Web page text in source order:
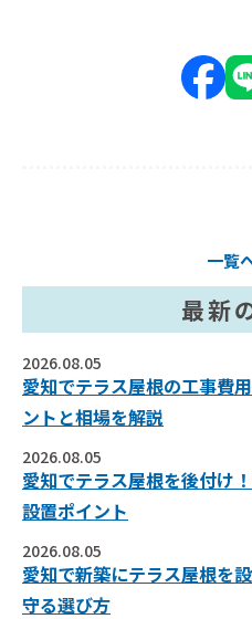
一覧
最新
2026.08.05
愛知でテラス屋根の工事費
ントと相場を解説
2026.08.05
愛知でテラス屋根を後付け
設置ポイント
2026.08.05
愛知で新築にテラス屋根を
守る選び方